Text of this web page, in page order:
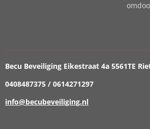
Becu Beveiliging Eikestraat 4a 5561TE
0408487375 / 0614271297
info@becubeveiliging.nl